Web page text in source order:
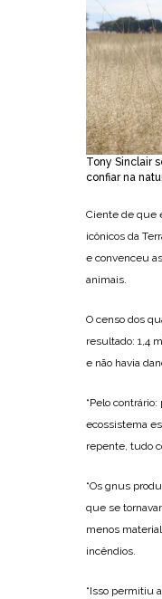
Tony Sinclair
confiar na
Ciente de que
icônicos da
e convenceu
animais.
O censo dos
resultado: 1,4
e não havia
“Pelo
ecossistema
repente, tudo
“Os gnus
que se
menos
incêndios.
“Isso permitiu